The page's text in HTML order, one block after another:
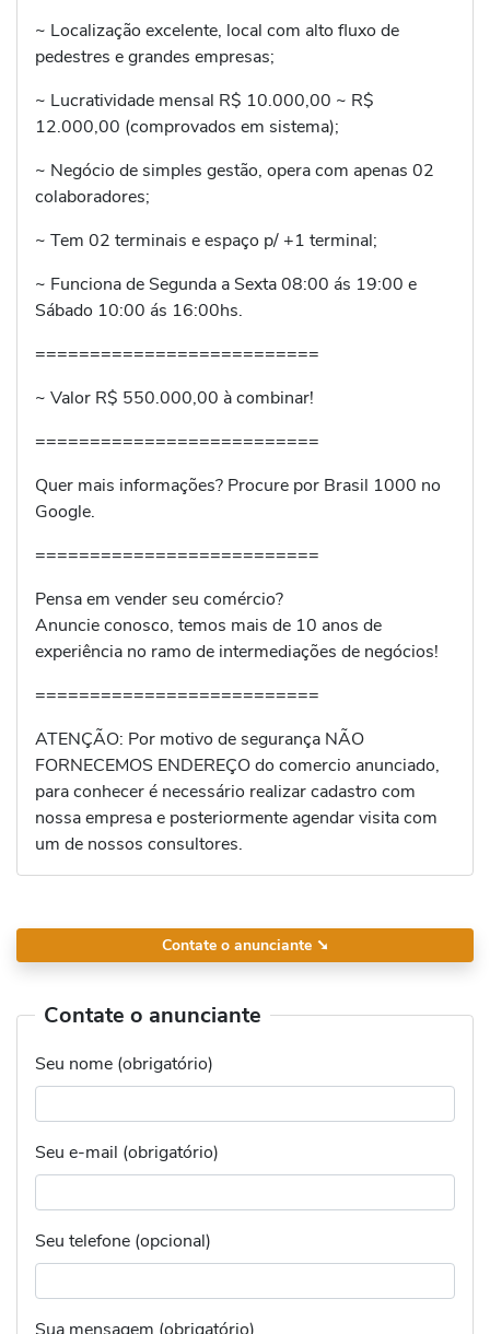
~ Localização excelente, local com alto fluxo de
pedestres e grandes empresas;
~ Lucratividade mensal R$ 10.000,00 ~ R$
12.000,00 (comprovados em sistema);
~ Negócio de simples gestão, opera com apenas 02
colaboradores;
~ Tem 02 terminais e espaço p/ +1 terminal;
~ Funciona de Segunda a Sexta 08:00 ás 19:00 e
Sábado 10:00 ás 16:00hs.
==========================
~ Valor R$ 550.000,00 à combinar!
==========================
Quer mais informações? Procure por Brasil 1000 no
Google.
==========================
Pensa em vender seu comércio?
Anuncie conosco, temos mais de 10 anos de
experiência no ramo de intermediações de negócios!
==========================
ATENÇÃO: Por motivo de segurança NÃO
FORNECEMOS ENDEREÇO do comercio anunciado,
para conhecer é necessário realizar cadastro com
nossa empresa e posteriormente agendar visita com
um de nossos consultores.
Contate o anunciante ➘
Contate o anunciante
Seu nome (obrigatório)
Seu e-mail (obrigatório)
Seu telefone (opcional)